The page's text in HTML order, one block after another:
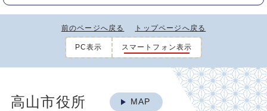
前のページへ戻る トップページへ戻る
PC表示 スマートフォン表示
高山市役所 MAP